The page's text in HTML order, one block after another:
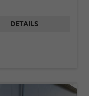
DETAILS